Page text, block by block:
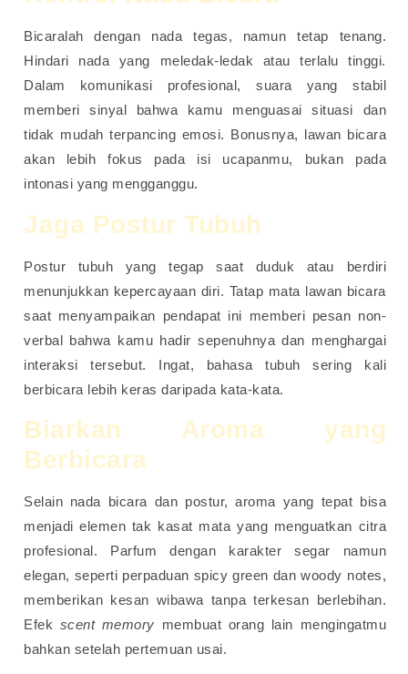
Bicaralah dengan nada tegas, namun tetap tenang.
Hindari nada yang meledak-ledak atau terlalu tinggi.
Dalam komunikasi profesional, suara yang stabil
memberi sinyal bahwa kamu menguasai situasi dan
tidak mudah terpancing emosi. Bonusnya, lawan bicara
akan lebih fokus pada isi ucapanmu, bukan pada
intonasi yang mengganggu.
Jaga Postur Tubuh
Postur tubuh yang tegap saat duduk atau berdiri
menunjukkan kepercayaan diri. Tatap mata lawan bicara
saat menyampaikan pendapat ini memberi pesan non-
verbal bahwa kamu hadir sepenuhnya dan menghargai
interaksi tersebut. Ingat, bahasa tubuh sering kali
berbicara lebih keras daripada kata-kata.
Biarkan Aroma yang
Berbicara
Selain nada bicara dan postur, aroma yang tepat bisa
menjadi elemen tak kasat mata yang menguatkan citra
profesional. Parfum dengan karakter segar namun
elegan, seperti perpaduan spicy green dan woody notes,
memberikan kesan wibawa tanpa terkesan berlebihan.
Efek scent memory membuat orang lain mengingatmu
bahkan setelah pertemuan usai.